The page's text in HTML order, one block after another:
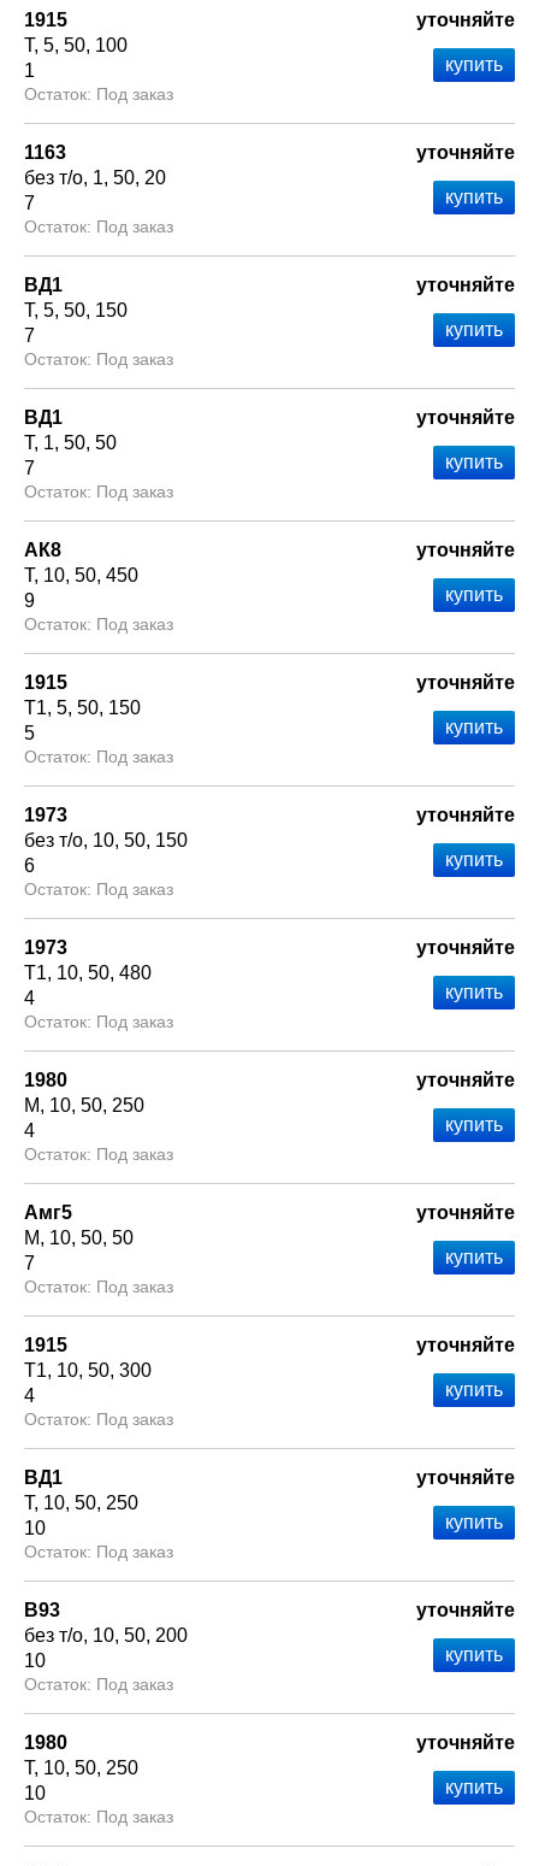
1915
Т 5 50 100
1
Под заказ
уточняйте
1163
без т/о 1 50 20
7
Под заказ
уточняйте
ВД1
Т 5 50 150
7
Под заказ
уточняйте
ВД1
Т 1 50 50
7
Под заказ
уточняйте
АК8
Т 10 50 450
9
Под заказ
уточняйте
1915
Т1 5 50 150
5
Под заказ
уточняйте
1973
без т/о 10 50 150
6
Под заказ
уточняйте
1973
Т1 10 50 480
4
Под заказ
уточняйте
1980
М
10 50 250
4
Под заказ
уточняйте
Амг5
М
10 50 50
7
Под заказ
уточняйте
1915
Т1 10 50 300
4
Под заказ
уточняйте
ВД1
Т 10 50 250
10
Под заказ
уточняйте
В93
без т/о 10 50 200
10
Под заказ
уточняйте
1980
Т 10 50 250
10
Под заказ
уточняйте